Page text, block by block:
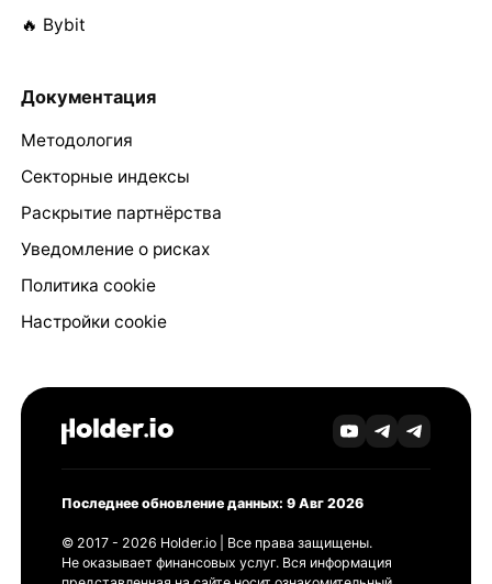
🔥 Bybit
Документация
Методология
Секторные индексы
Раскрытие партнёрства
Уведомление о рисках
Политика cookie
Настройки cookie
Последнее обновление данных: 9 Авг 2026
© 2017 - 2026 Holder.io | Все права защищены.
Не оказывает финансовых услуг. Вся информация